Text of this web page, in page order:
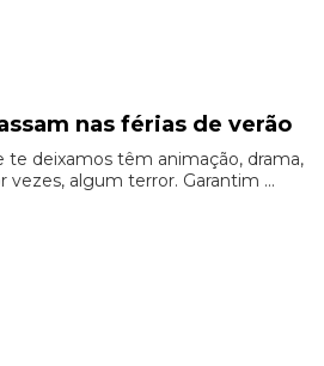
nas férias de verão
te deixamos têm animação, drama,
vezes, algum terror. Garantim ...